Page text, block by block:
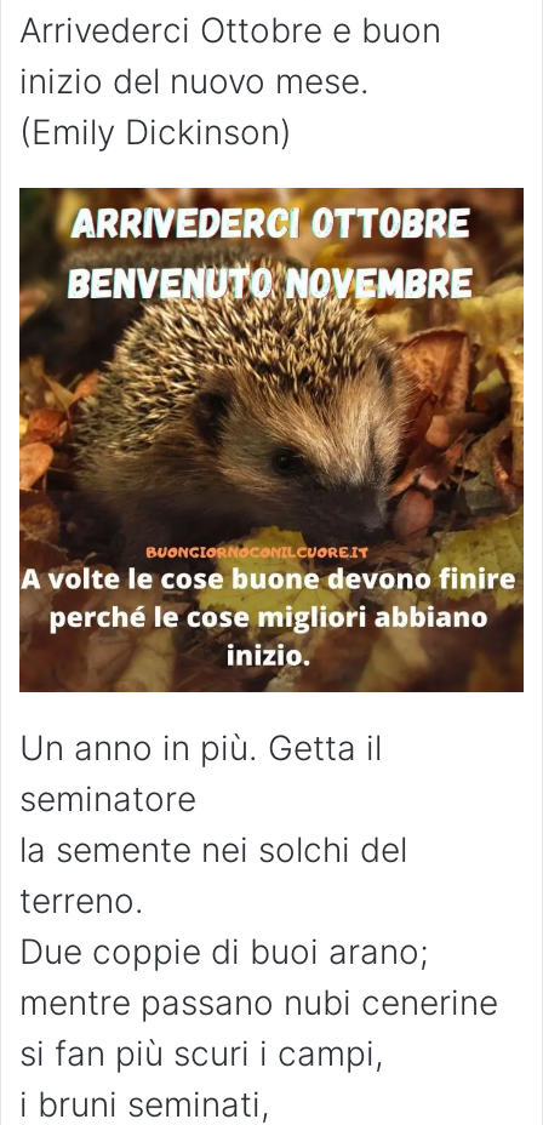
Arrivederci Ottobre e buon
inizio del nuovo mese.
(Emily Dickinson)
Un anno in più. Getta il
seminatore
la semente nei solchi del
terreno.
Due coppie di buoi arano;
mentre passano nubi cenerine
si fan più scuri i campi,
i bruni seminati,